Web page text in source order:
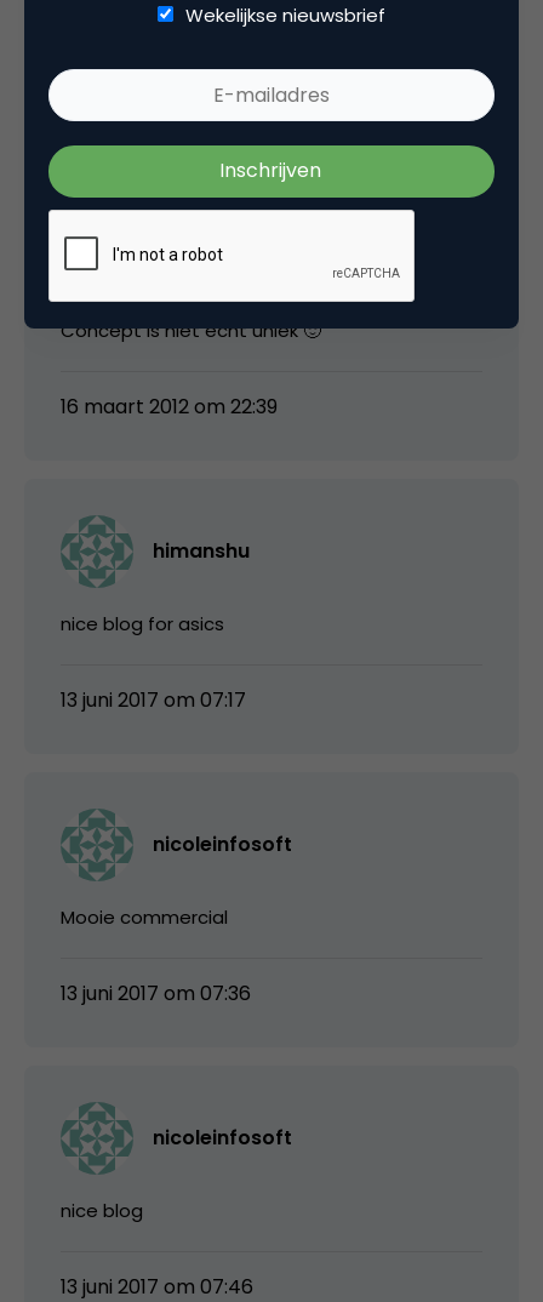
4 februari 2010 om 10:07
Mooie commercial, maar vind het buiten het
feit dat het kwa effects super inelkaar zit een
standaart idee. Het rennen opzich is duidelijk.
Concept is niet echt uniek 🙂
16 maart 2012 om 22:39
himanshu
nice blog for asics
13 juni 2017 om 07:17
nicoleinfosoft
Mooie commercial
13 juni 2017 om 07:36
nicoleinfosoft
nice blog
13 juni 2017 om 07:46
Wekelijkse nieuwsbrief